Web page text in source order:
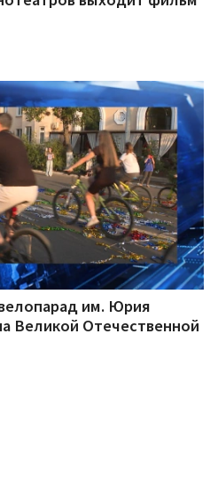
им. Юрия
Великой Отечественной